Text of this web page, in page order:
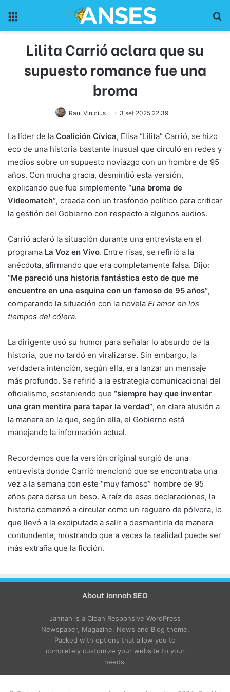
Lilita Carrió aclara que su
supuesto romance fue una
broma
Raul Vinicius 3 set 2025 22:39
La líder de la Coalición Cívica, Elisa “Lilita” Carrió, se hizo
eco de una historia bastante inusual que circuló en redes y
medios sobre un supuesto noviazgo con un hombre de 95
años. Con mucha gracia, desmintió esta versión,
explicando que fue simplemente “una broma de
Videomatch”, creada con un trasfondo político para criticar
la gestión del Gobierno con respecto a algunos audios.
Carrió aclaró la situación durante una entrevista en el
programa La Voz en Vivo. Entre risas, se refirió a la
anécdota, afirmando que era completamente falsa. Dijo:
“Me pareció una historia fantástica esto de que me
encuentre en una esquina con un famoso de 95 años”,
comparando la situación con la novela El amor en los
tiempos del cólera.
La dirigente usó su humor para señalar lo absurdo de la
historia, que no tardó en viralizarse. Sin embargo, la
verdadera intención, según ella, era lanzar un mensaje
más profundo. Se refirió a la estrategia comunicacional del
oficialismo, sosteniendo que “siempre hay que inventar
una gran mentira para tapar la verdad”, en clara alusión a
la manera en la que, según ella, el Gobierno está
manejando la información actual.
Recordemos que la versión original surgió de una
entrevista donde Carrió mencionó que se encontraba una
vez a la semana con este “muy famoso” hombre de 95
años para darse un beso. A raíz de esas declaraciones, la
historia comenzó a circular como un reguero de pólvora, lo
que llevó a la exdiputada a salir a desmentirla de manera
contundente, mostrando que a veces la realidad puede ser
más extraña que la ficción.
About Jannah SEO
Jannah is a Clean Responsive WordPress
Newspaper, Magazine, News and Blog theme.
Packed with options that allow you to
completely customize your website to your
needs.